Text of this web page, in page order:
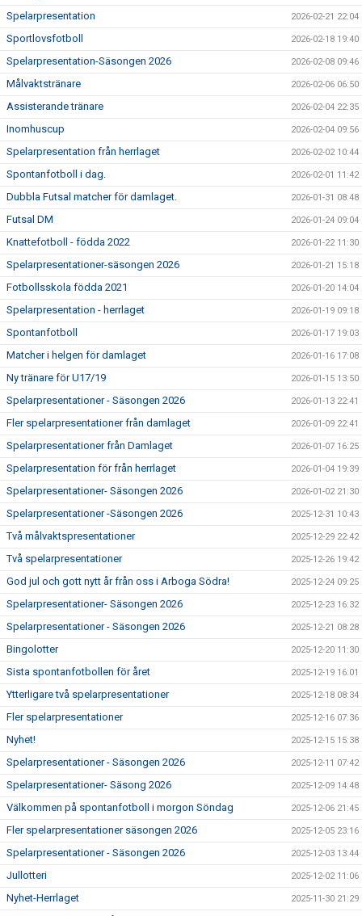
Spelarpresentation 2026-02-21 22:04
Sportlovsfotboll 2026-02-18 19:40
Spelarpresentation-Säsongen 2026 2026-02-08 09:46
Målvaktstränare 2026-02-06 06:50
Assisterande tränare 2026-02-04 22:35
Inomhuscup 2026-02-04 09:56
Spelarpresentation från herrlaget 2026-02-02 10:44
Spontanfotboll i dag. 2026-02-01 11:42
Dubbla Futsal matcher för damlaget. 2026-01-31 08:48
Futsal DM 2026-01-24 09:04
Knattefotboll - födda 2022 2026-01-22 11:30
Spelarpresentationer-säsongen 2026 2026-01-21 15:18
Fotbollsskola födda 2021 2026-01-20 14:04
Spelarpresentation - herrlaget 2026-01-19 09:18
Spontanfotboll 2026-01-17 19:03
Matcher i helgen för damlaget 2026-01-16 17:08
Ny tränare för U17/19 2026-01-15 13:50
Spelarpresentationer - Säsongen 2026 2026-01-13 22:41
Fler spelarpresentationer från damlaget 2026-01-09 22:41
Spelarpresentationer från Damlaget 2026-01-07 16:25
Spelarpresentation för från herrlaget 2026-01-04 19:39
Spelarpresentationer- Säsongen 2026 2026-01-02 21:30
Spelarpresentationer -Säsongen 2026 2025-12-31 10:43
Två målvaktspresentationer 2025-12-29 22:42
Två spelarpresentationer 2025-12-26 19:42
God jul och gott nytt år från oss i Arboga Södra! 2025-12-24 09:25
Spelarpresentationer- Säsongen 2026 2025-12-23 16:32
Spelarpresentationer - Säsongen 2026 2025-12-21 08:28
Bingolotter 2025-12-20 11:30
Sista spontanfotbollen för året 2025-12-19 16:01
Ytterligare två spelarpresentationer 2025-12-18 08:34
Fler spelarpresentationer 2025-12-16 07:36
Nyhet! 2025-12-15 15:38
Spelarpresentationer - Säsongen 2026 2025-12-11 07:42
Spelarpresentationer- Säsong 2026 2025-12-09 14:48
Välkommen på spontanfotboll i morgon Söndag 2025-12-06 21:45
Fler spelarpresentationer säsongen 2026 2025-12-05 23:16
Spelarpresentationer - Säsongen 2026 2025-12-03 13:44
Jullotteri 2025-12-02 11:06
Nyhet-Herrlaget 2025-11-30 21:29